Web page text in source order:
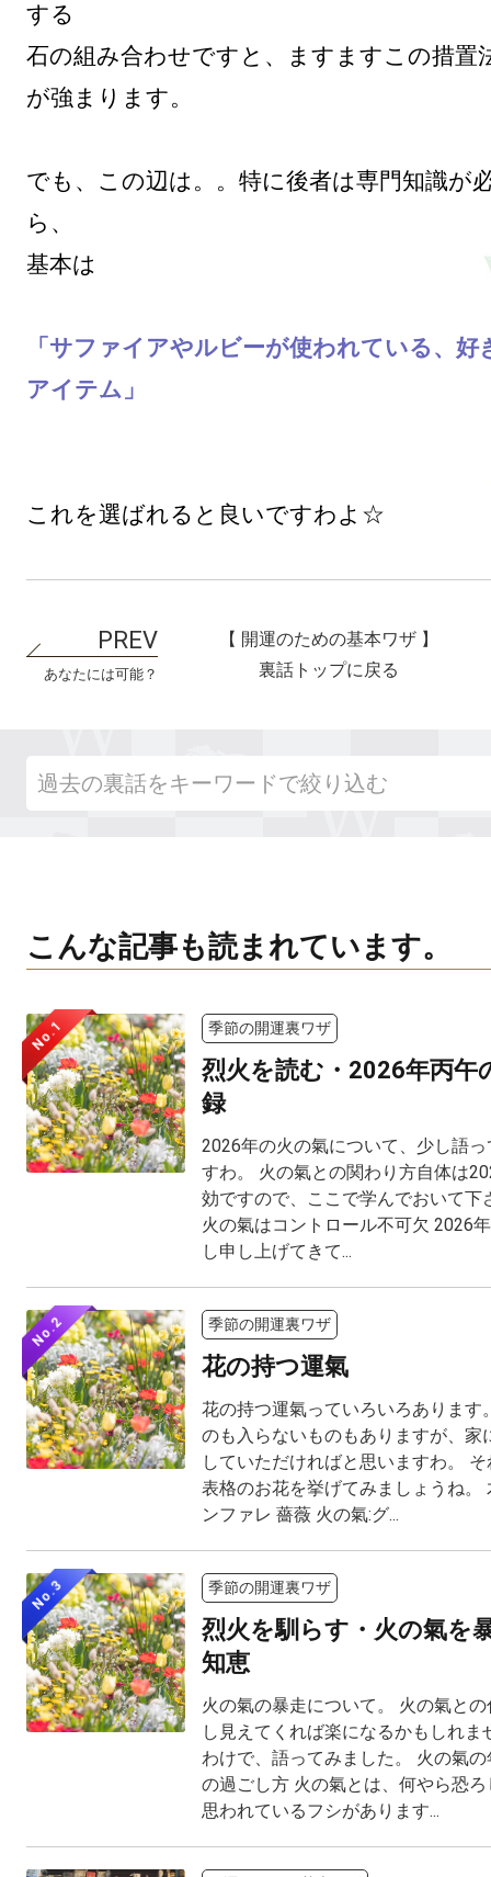
する
石の組み合わせですと、ますますこの措置
が強まります。
でも、この辺は。。特に後者は専門知識が
ら、
「サファイアやルビーが使われている、好
あなたには可能？
【 開運のための基本ワザ 】
裏話トップに戻る
こんな記事も読まれています。
No.1 季節の開運裏ワザ
烈火を読む・2026年丙午
録
2026年の火の氣について、少し語
すわ。 火の氣との関わり方自体は
効ですので、ここで学んでおいて下
火の氣はコントロール不可欠 2026
し申し上げてきて...
No.2 季節の開運裏ワザ
花の持つ運氣
花の持つ運氣っていろいろあります
のも入らないものもありますが、家
していただければと思いますわ。
表格のお花を挙げてみましょうね。
ンファレ 薔薇 火の氣:グ...
No.3 季節の開運裏ワザ
烈火を馴らす・火の氣を
知恵
火の氣の暴走について。 火の氣と
し見えてくれば楽になるかもしれま
わけで、語ってみました。 火の氣
の過ごし方 火の氣とは、何やら恐
思われているフシがあります...